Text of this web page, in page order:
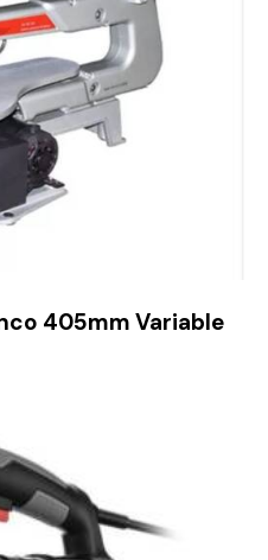
405mm Variable